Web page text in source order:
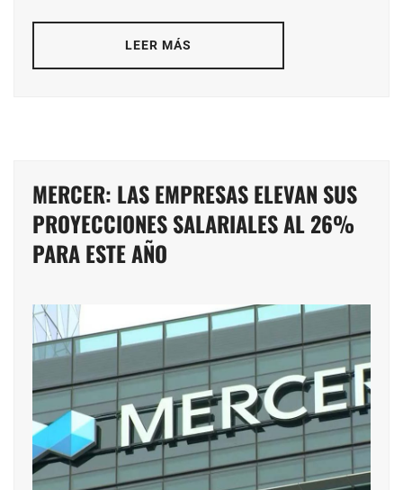
LEER MÁS
MERCER: LAS EMPRESAS ELEVAN SUS
PROYECCIONES SALARIALES AL 26%
PARA ESTE AÑO